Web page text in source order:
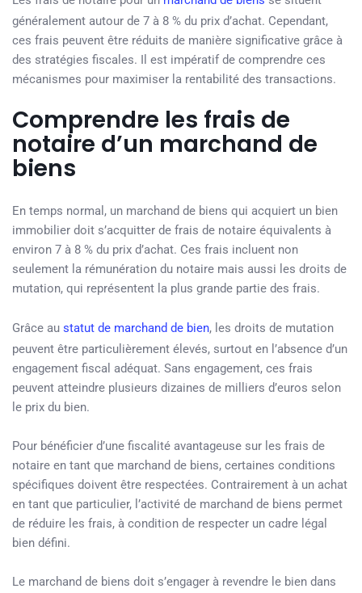
généralement autour de 7 à 8 % du prix d’achat. Cependant,
ces frais peuvent être réduits de manière significative grâce à
des stratégies fiscales. Il est impératif de comprendre ces
mécanismes pour maximiser la rentabilité des transactions.
Comprendre les frais de
notaire d’un marchand de
biens
En temps normal, un marchand de biens qui acquiert un bien
immobilier doit s’acquitter de frais de notaire équivalents à
environ 7 à 8 % du prix d’achat. Ces frais incluent non
seulement la rémunération du notaire mais aussi les droits de
mutation, qui représentent la plus grande partie des frais.
Grâce au statut de marchand de bien, les droits de mutation
peuvent être particulièrement élevés, surtout en l’absence d’un
engagement fiscal adéquat. Sans engagement, ces frais
peuvent atteindre plusieurs dizaines de milliers d’euros selon
le prix du bien.
Pour bénéficier d’une fiscalité avantageuse sur les frais de
notaire en tant que marchand de biens, certaines conditions
spécifiques doivent être respectées. Contrairement à un achat
en tant que particulier, l’activité de marchand de biens permet
de réduire les frais, à condition de respecter un cadre légal
bien défini.
Le marchand de biens doit s’engager à revendre le bien dans